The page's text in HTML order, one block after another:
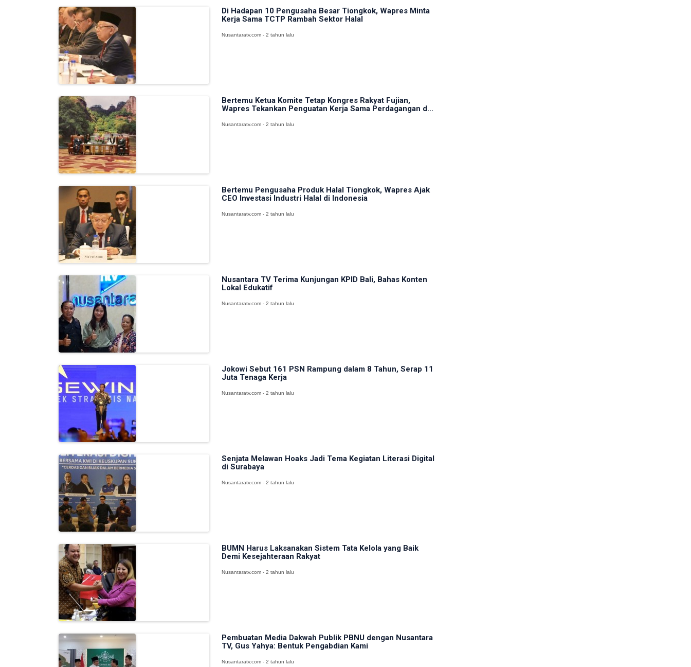
Di Hadapan 10 Pengusaha Besar Tiongkok, Wapres Minta
Kerja Sama TCTP Rambah Sektor Halal
Nusantaratv.com - 2 tahun lalu
Bertemu Ketua Komite Tetap Kongres Rakyat Fujian,
Wapres Tekankan Penguatan Kerja Sama Perdagangan d...
Nusantaratv.com - 2 tahun lalu
Bertemu Pengusaha Produk Halal Tiongkok, Wapres Ajak
CEO Investasi Industri Halal di Indonesia
Nusantaratv.com - 2 tahun lalu
Nusantara TV Terima Kunjungan KPID Bali, Bahas Konten
Lokal Edukatif
Nusantaratv.com - 2 tahun lalu
Jokowi Sebut 161 PSN Rampung dalam 8 Tahun, Serap 11
Juta Tenaga Kerja
Nusantaratv.com - 2 tahun lalu
Senjata Melawan Hoaks Jadi Tema Kegiatan Literasi Digital
di Surabaya
Nusantaratv.com - 2 tahun lalu
BUMN Harus Laksanakan Sistem Tata Kelola yang Baik
Demi Kesejahteraan Rakyat
Nusantaratv.com - 2 tahun lalu
Pembuatan Media Dakwah Publik PBNU dengan Nusantara
TV, Gus Yahya: Bentuk Pengabdian Kami
Nusantaratv.com - 2 tahun lalu